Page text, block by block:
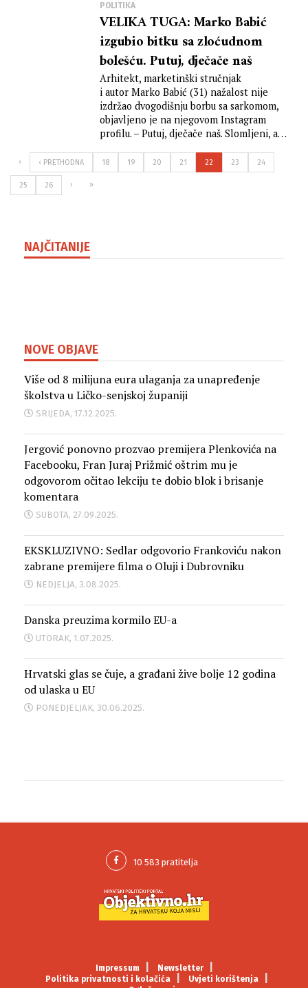
POLITIKA
VELIKA TUGA: Marko Babić
izgubio bitku sa zloćudnom
bolešću. Putuj, dječače naš
Arhitekt, marketinški stručnjak
i autor Marko Babić (31) nažalost nije
izdržao dvogodišnju borbu sa sarkomom,
objavljeno je na njegovom Instagram
profilu. – Putuj, dječače naš. Slomljeni, ali
‹ ‹ PRETHODNA 18 19 20 21 22 23 24
25 26 › »
NAJČITANIJE
NOVE OBJAVE
Više od 8 milijuna eura ulaganja za unapređenje
školstva u Ličko-senjskoj županiji
SRIJEDA, 17.12.2025.
Jergović ponovno prozvao premijera Plenkovića na
Facebooku, Fran Juraj Prižmić oštrim mu je
odgovorom očitao lekciju te dobio blok i brisanje
komentara
SUBOTA, 27.09.2025.
EKSKLUZIVNO: Sedlar odgovorio Frankoviću nakon
zabrane premijere filma o Oluji i Dubrovniku
NEDJELJA, 3.08.2025.
Danska preuzima kormilo EU-a
UTORAK, 1.07.2025.
Hrvatski glas se čuje, a građani žive bolje 12 godina
od ulaska u EU
PONEDJELJAK, 30.06.2025.
Impressum
Newsletter
Politika privatnosti i kolačića
Uvjeti korištenja